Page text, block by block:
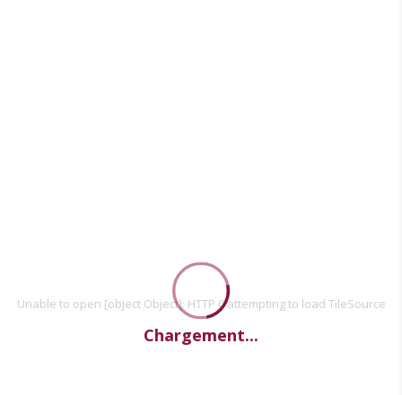
Unable to open [object Object]: HTTP 0 attempting to load TileSource
Chargement...